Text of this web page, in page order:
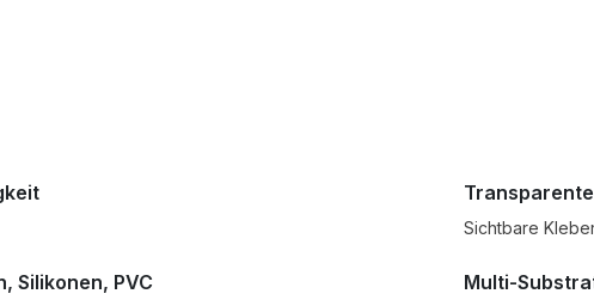
Sichtbare
Silikonen, PVC Multi-